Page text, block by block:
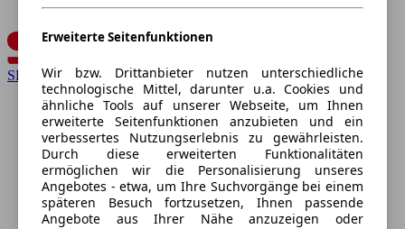
SEAT
Erweiterte Seitenfunktionen
Wir bzw. Drittanbieter nutzen unterschiedliche
technologische Mittel, darunter u.a. Cookies und
ähnliche Tools auf unserer Webseite, um Ihnen
erweiterte Seitenfunktionen anzubieten und ein
verbessertes Nutzungserlebnis zu gewährleisten.
Durch diese erweiterten Funktionalitäten
ermöglichen wir die Personalisierung unseres
Angebotes - etwa, um Ihre Suchvorgänge bei einem
späteren Besuch fortzusetzen, Ihnen passende
Angebote aus Ihrer Nähe anzuzeigen oder